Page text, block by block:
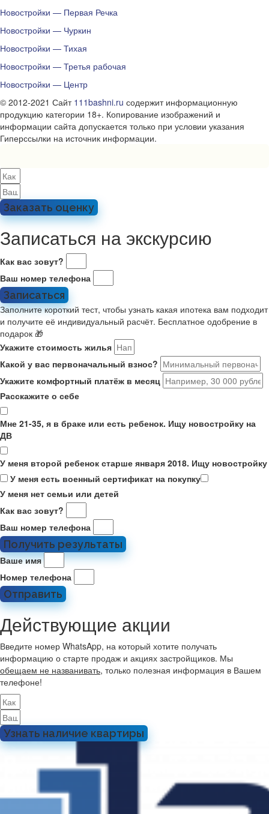
Новостройки — Первая Речка
Новостройки — Чуркин
Новостройки — Тихая
Новостройки — Третья рабочая
Новостройки — Центр
© 2012-2021 Сайт 111bashni.ru содержит информационную
продукцию категории 18+. Копирование изображений и
информации сайта допускается только при условии указания
Гиперссылки на источник информации.
Заказать оценку
Записаться на экскурсию
Как вас зовут?
Ваш номер телефона
Записаться
Заполните короткий тест, чтобы узнать какая ипотека вам подходит
и получите её индивидуальный расчёт. Бесплатное одобрение в
подарок 🎁
Укажите стоимость жилья
Какой у вас первоначальный взнос?
Укажите комфортный платёж в месяц
Расскажите о себе
Мне 21-35, я в браке или есть ребенок. Ищу новостройку на
ДВ
У меня второй ребенок старше января 2018. Ищу новостройку
У меня есть военный сертификат на покупку
У меня нет семьи или детей
Как вас зовут?
Ваш номер телефона
Получить результаты
Ваше имя
Номер телефона
Отправить
Действующие акции
Введите номер WhatsApp, на который хотите получать
информацию о старте продаж и акциях застройщиков. Мы
обещаем не названивать, только полезная информация в Вашем
телефоне!
Узнать наличие квартиры